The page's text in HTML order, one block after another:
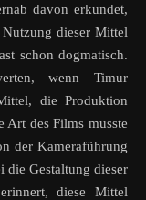
davon erkundet,
dieser Mittel
schon dogmatisch.
wenn Timur
die Produktion
Art des Films musste
der Kameraführung
die Gestaltung dieser
diese Mittel